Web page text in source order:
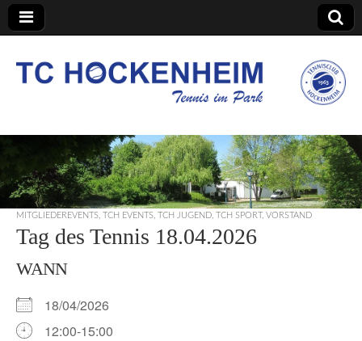
TC Hockenheim
MITGLIEDEREVENTS TCH EVENTS TCH JUGEND TCH SPORT, VORSTAND
Tag des Tennis 18.04.2026
WANN
18/04/2026
12:00-15:00